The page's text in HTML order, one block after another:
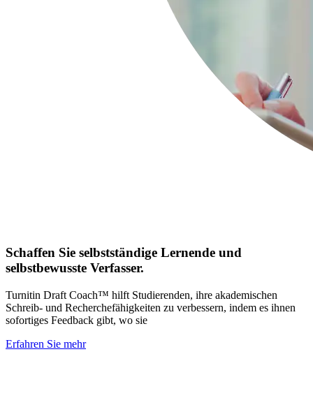
Schaffen Sie selbstständige Lernende und
selbstbewusste Verfasser.
Turnitin Draft Coach™ hilft Studierenden, ihre akademischen
Schreib- und Recherchefähigkeiten zu verbessern, indem es ihnen
sofortiges Feedback gibt, wo sie
Erfahren Sie mehr